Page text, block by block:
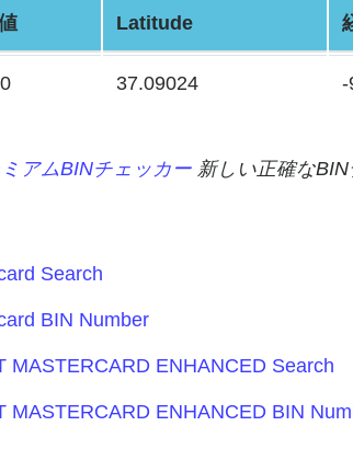
Latitude
37.09024 -
ミアムBINチェッカー新しい正確なBIN
Search
BIN Number
MASTERCARD ENHANCED Search
MASTERCARD ENHANCED BIN